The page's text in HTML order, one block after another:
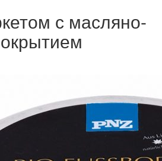
с масляно-